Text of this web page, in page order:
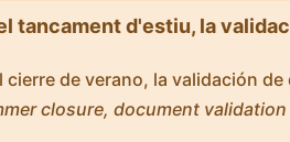
tancament d'estiu, la
cierre de verano, la validación
closure, document